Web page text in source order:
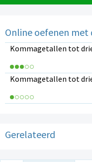
Online oefenen
Kommagetallen tot
Kommagetallen tot
Gerelateerd